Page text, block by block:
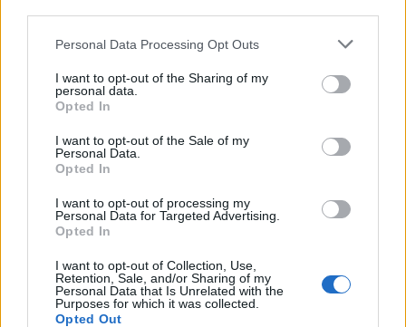
Personal Data Processing Opt Outs
I want to opt-out of the Sharing of my
personal data.
Opted In
I want to opt-out of the Sale of my
Personal Data.
Opted In
I want to opt-out of processing my
Personal Data for Targeted Advertising.
Opted In
I want to opt-out of Collection, Use,
Retention, Sale, and/or Sharing of my
Personal Data that Is Unrelated with the
Purposes for which it was collected.
Opted Out
tack :)
Skön Bil!!
Mr_Lightning
Tack tack !
Dalle13för 17 år sedan
varsågod =) där ligger rätt så många timmar bakom
putsen på den motorn? :P
Det va så lite så.. Ford Mustang är dom bästa
bilarna jag vet:D